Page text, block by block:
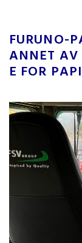
FURUNO-
ANNET
E FOR